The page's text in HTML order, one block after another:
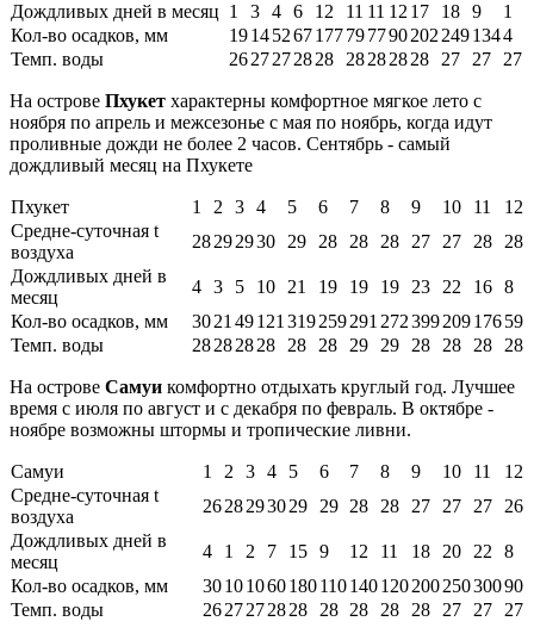
Дождливых дней в месяц 1 3 4 6 12 11 11 1217 18 9
1
Кол-во осадков, мм
191452671777977902022491344
Темп. воды
2627272828 28282828 27 27 27
На острове Пхукет характерны комфортное мягкое лето с
ноября по апрель и межсезонье с мая по ноябрь, когда идут
проливные дожди не более 2 часов. Сентябрь - самый
дождливый месяц на Пхукете
Пхукет 1 2 3 4 5 6 7 8 9 10 11
12
Средне-суточная t
воздуха
28292930 29 28 28 28 27 27 28 28
Дождливых дней в
месяц
4 3 5 10 21 19 19 19 23 22 16 8
Кол-во осадков, мм
30214912131925929127239920917659
Темп. воды
28282828 28 28 29 29 28 28 28 28
На острове Самуи комфортно отдыхать круглый год. Лучшее
время с июля по август и с декабря по февраль. В октябре -
ноябре возможны штормы и тропические ливни.
Самуи 1 2 3 4 5 6 7 8 9 10 11
12
Средне-суточная t
воздуха
2628293029 29 28 28 27 27 27 26
Дождливых дней в
месяц
4 1 2 7 15 9 12 11 18 20 22 8
Кол-во осадков, мм
3010106018011014012020025030090
Темп. воды
2627272828 28 28 28 28 27 27 27